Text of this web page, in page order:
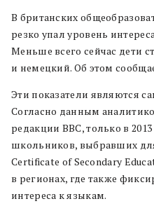
В британских
резко упал уровень
Меньше всего сейчас дети
и немецкий. Об этом
Эти показатели являются
Согласно данным
редакции BBC, только в
школьников, выбравших
Certificate of Secondary
в регионах, где также
интереса к языкам.